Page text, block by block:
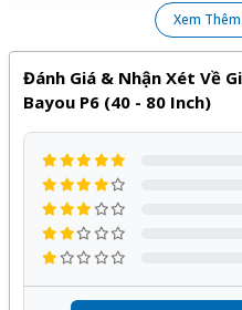
Xem
Đánh Giá & Nhận Xét Về
Bayou P6 (40 - 80 Inch)